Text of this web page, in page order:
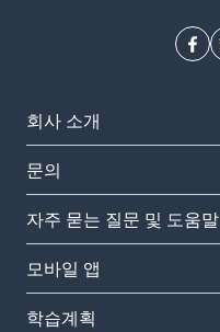
회사 소개
문의
자주 묻는 질문 및 도움말
모바일 앱
학습계획